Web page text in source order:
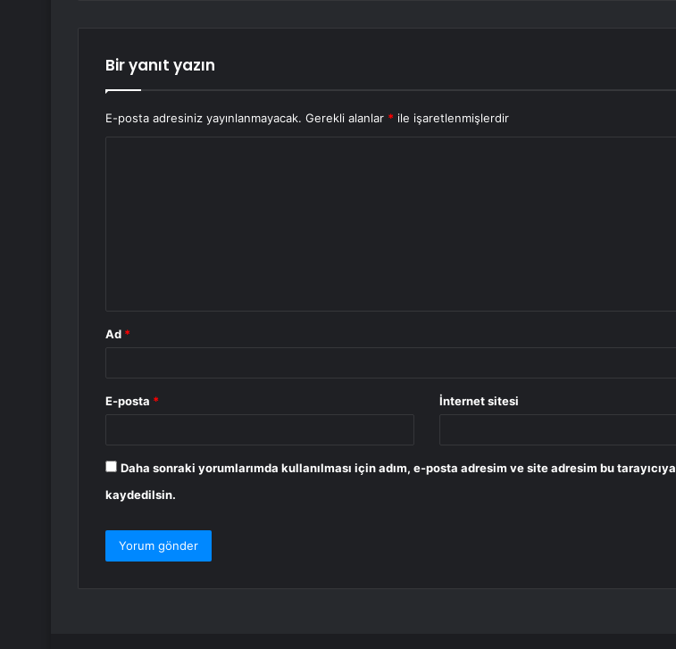
Bir yanıt yazın
E-posta adresiniz yayınlanmayacak. Gerekli alanlar * ile işaretlenmişlerdir
Ad *
E-posta * İnternet sitesi
Daha sonraki yorumlarımda kullanılması için adım, e-posta adresim ve site adresim bu tarayıcıya
kaydedilsin.